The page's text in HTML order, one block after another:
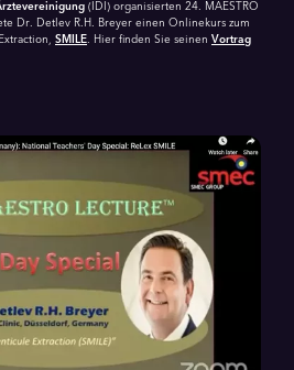
(IDI) organisierten 24. MAESTRO
Dr. Detlev R.H. Breyer einen Onlinekurs zum
SMILE. Hier finden Sie seinen Vortrag